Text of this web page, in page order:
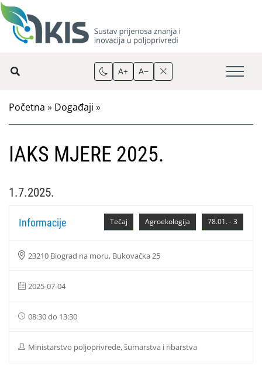
A+ A−
Početna » Događaji »
IAKS MJERE 2025.
1.7.2025.
78.01. - 3
Agroekologija
Tečaj
Informacije
23210 Biograd na moru, Bukovačka 25
2025-07-04
08:30 do 13:30
Ministarstvo poljoprivrede, šumarstva i ribarstva